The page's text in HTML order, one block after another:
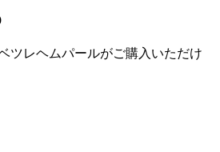
ツレヘムパールがご購入いただけ